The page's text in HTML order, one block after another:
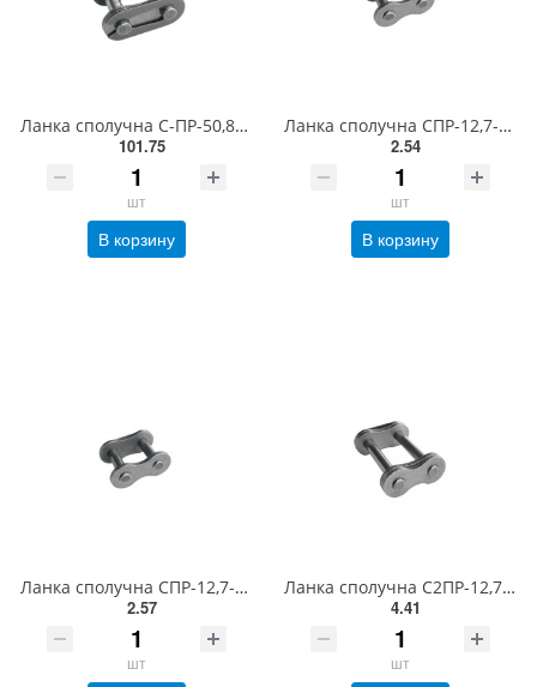
Ланка сполучна С-ПР-50,8-22700 (ISO 32A-1 CL)
101.75
шт
В корзину
Ланка сполучна СПР-12,7-900-2 (ISO 081-1 CL)
2.54
шт
В корзину
Ланка сполучна СПР-12,7-1820-2 (ISO 08B-1 CL)
2.57
шт
Ланка сполучна С2ПР-12,7-3180 (ISO 08B-2 CL)
4.41
шт